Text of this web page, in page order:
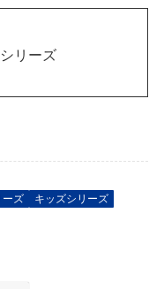
リーズ
ーズ
キッズシリーズ